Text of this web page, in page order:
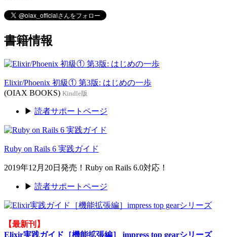
書籍情報
Elixir/Phoenix 初級① 第3版: はじめの一歩
(OIAX BOOKS) Kindle版
▶ 読者サポートページ
Ruby on Rails 6 実践ガイド
2019年12月20日発売！Ruby on Rails 6.0対応！
▶ 読者サポートページ
【最新刊】
Elixir実践ガイド［機能拡張編］ impress top gearシリーズ